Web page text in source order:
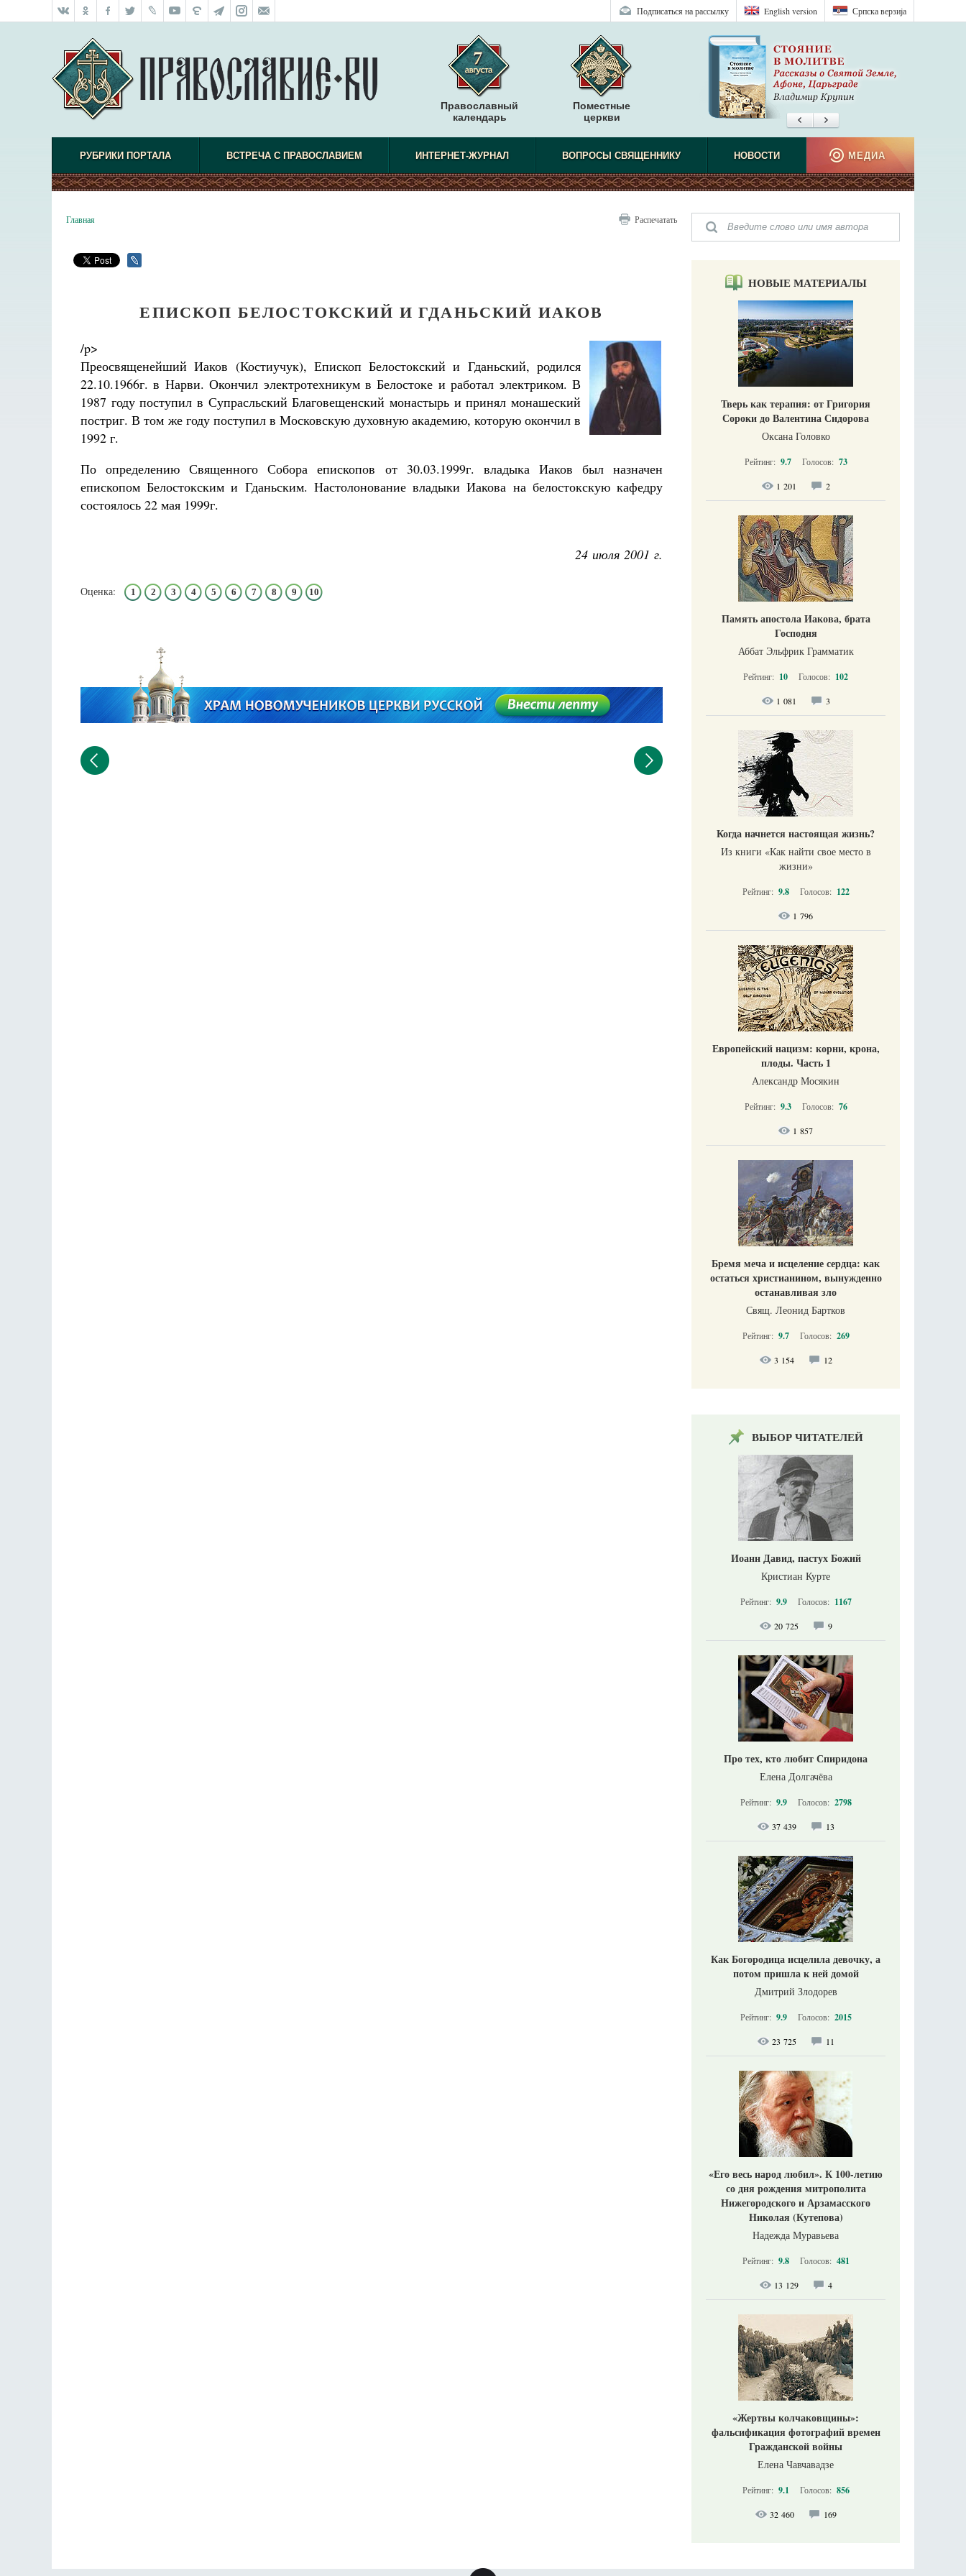
Српска верзиjа
English version
Подписаться на рассылку
Православный
календарь
Поместные
церкви
РУБРИКИ ПОРТАЛА ВСТРЕЧА С ПРАВОСЛАВИЕМ ИНТЕРНЕТ-ЖУРНАЛ ВОПРОСЫ СВЯЩЕННИКУ НОВОСТИ МЕДИА
Главная Распечатать
ЕПИСКОП БЕЛОСТОКСКИЙ И ГДАНЬСКИЙ ИАКОВ
/p>
Преосвященейший Иаков (Костиучук), Епископ Белостокский и Гданьский, родился
22.10.1966г. в Нарви. Окончил электротехникум в Белостоке и работал электриком. В
1987 году поступил в Супрасльский Благовещенский монастырь и принял монашеский
постриг. В том же году поступил в Московскую духовную академию, которую окончил в
1992 г.
По определению Священного Собора епископов от 30.03.1999г. владыка Иаков был назначен
епископом Белостокским и Гданьским. Настолонование владыки Иакова на белостокскую кафедру
состоялось 22 мая 1999г.
24 июля 2001 г.
Оценка: 1 2 3 4 5 6 7 8 9 10
НОВЫЕ МАТЕРИАЛЫ
Тверь как терапия: от Григория
Сороки до Валентина Сидорова
Оксана Головко
Рейтинг: 9.7 Голосов: 73
1 201 2
Память апостола Иакова, брата
Господня
Аббат Эльфрик Грамматик
Рейтинг: 10 Голосов: 102
1 081 3
Когда начнется настоящая жизнь?
Из книги «Как найти свое место в
жизни​»
Рейтинг: 9.8 Голосов: 122
1 796
Европейский нацизм: корни, крона,
плоды. Часть 1
Александр Мосякин
Рейтинг: 9.3 Голосов: 76
1 857
Бремя меча и исцеление сердца: как
остаться христианином, вынужденно
останавливая зло
Свящ. Леонид Бартков
Рейтинг: 9.7 Голосов: 269
3 154 12
ВЫБОР ЧИТАТЕЛЕЙ
Иоанн Давид, пастух Божий
Кристиан Курте
Рейтинг: 9.9 Голосов: 1167
20 725 9
Про тех, кто любит Спиридона
Елена Долгачёва
Рейтинг: 9.9 Голосов: 2798
37 439 13
Как Богородица исцелила девочку, а
потом пришла к ней домой
Дмитрий Злодорев
Рейтинг: 9.9 Голосов: 2015
23 725 11
«Его весь народ любил». К 100-летию
со дня рождения митрополита
Нижегородского и Арзамасского
Николая (Кутепова)
Надежда Муравьева
Рейтинг: 9.8 Голосов: 481
13 129 4
«Жертвы колчаковщины»:
фальсификация фотографий времен
Гражданской войны
Елена Чавчавадзе
Рейтинг: 9.1 Голосов: 856
32 460 169